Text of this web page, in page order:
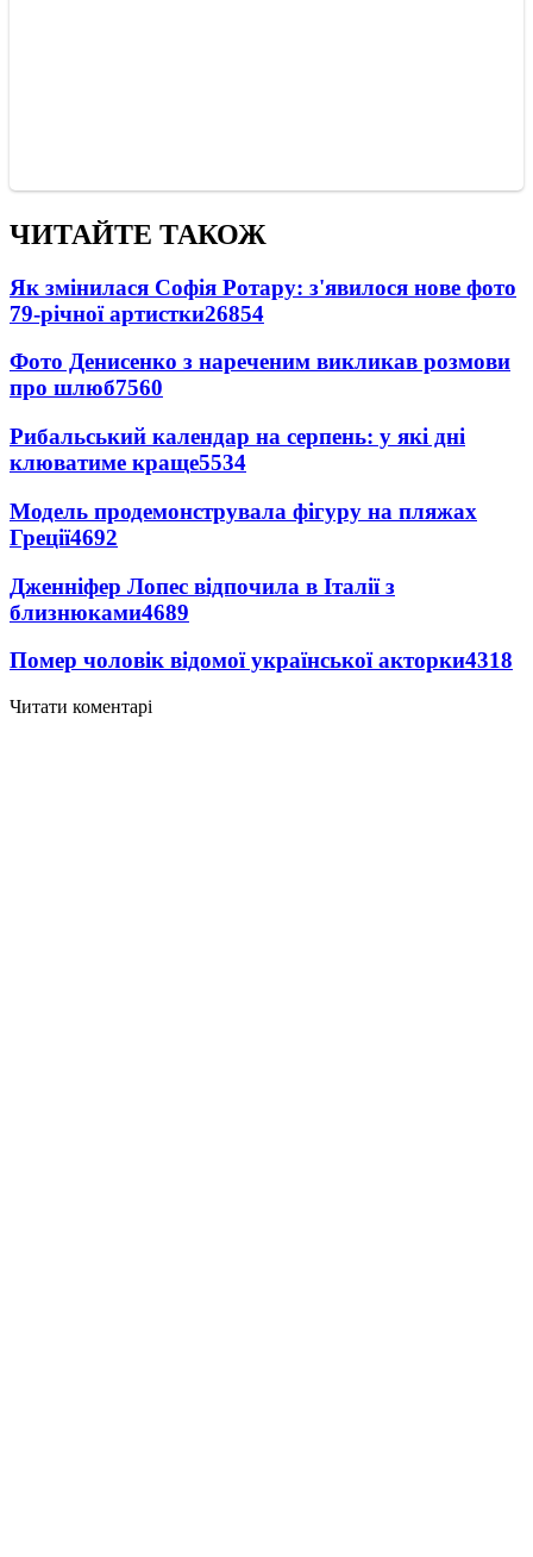
ЧИТАЙТЕ ТАКОЖ
Як змінилася Софія Ротару: з'явилося нове фото
79-річної артистки26854
Фото Денисенко з нареченим викликав розмови
про шлюб7560
Рибальський календар на серпень: у які дні
клюватиме краще5534
Модель продемонструвала фігуру на пляжах
Греції4692
Дженніфер Лопес відпочила в Італії з
близнюками4689
Помер чоловік відомої української акторки4318
Читати коментарі